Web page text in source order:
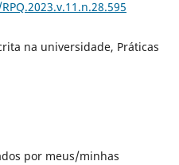
na universidade, Práticas
por meus/minhas